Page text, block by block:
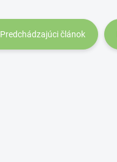
Predchádzajúci článok